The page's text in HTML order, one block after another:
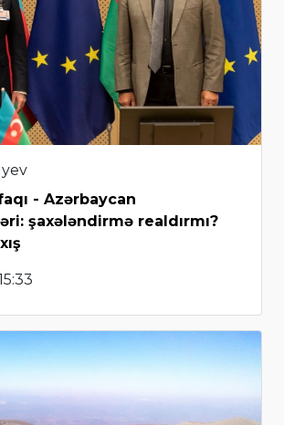
- Azərbaycan
şaxələndirmə realdırmı?